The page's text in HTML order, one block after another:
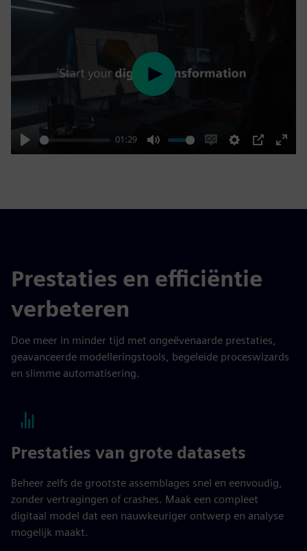
Play
01:29
Mute
EnableSettings
PIP
Enter
Play
Prestaties en efficiëntie
verbeteren
Doe meer in minder tijd met ongeëvenaarde prestaties,
geavanceerde modelleringstools, begeleide proceswizards
en slimme automatisering.
Prestaties van grote datasets
Beheer zelfs de grootste assemblages snel en eenvoudig,
zonder vertragingen of crashes. Maak een compleet
digitaal model dat een nauwkeuriger ontwerp en analyse
mogelijk maakt.